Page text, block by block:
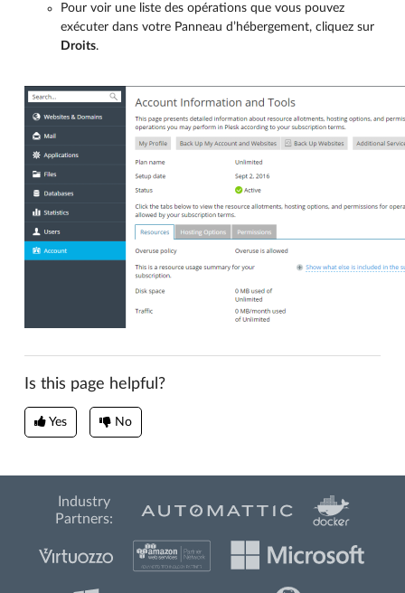
Pour voir une liste des opérations que vous pouvez
exécuter dans votre Panneau d’hébergement, cliquez sur
Droits.
Is this page helpful?
Yes No
Industry
Partners: